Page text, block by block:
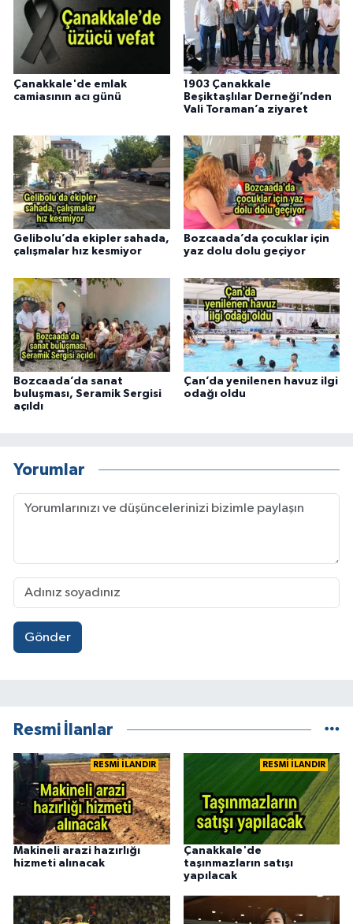
Çanakkale'de emlak
camiasının acı günü
1903 Çanakkale
Beşiktaşlılar Derneği’nden
Vali Toraman’a ziyaret
Gelibolu’da ekipler sahada,
çalışmalar hız kesmiyor
Bozcaada’da çocuklar için
yaz dolu dolu geçiyor
Bozcaada’da sanat
buluşması, Seramik Sergisi
açıldı
Çan’da yenilenen havuz ilgi
odağı oldu
Yorumlar
Gönder
Resmi İlanlar
RESMİ İLANDIR
Makineli arazi hazırlığı
hizmeti alınacak
RESMİ İLANDIR
Çanakkale'de
taşınmazların satışı
yapılacak